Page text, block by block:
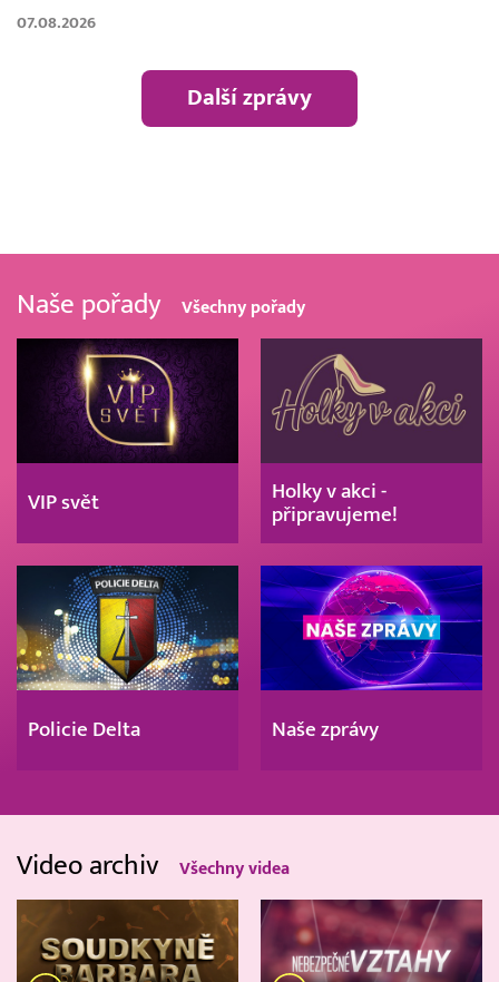
07.08.2026
Další zprávy
Naše pořady Všechny pořady
VIP svět
Holky v akci -
připravujeme!
Policie Delta Naše zprávy
Video archiv Všechny videa